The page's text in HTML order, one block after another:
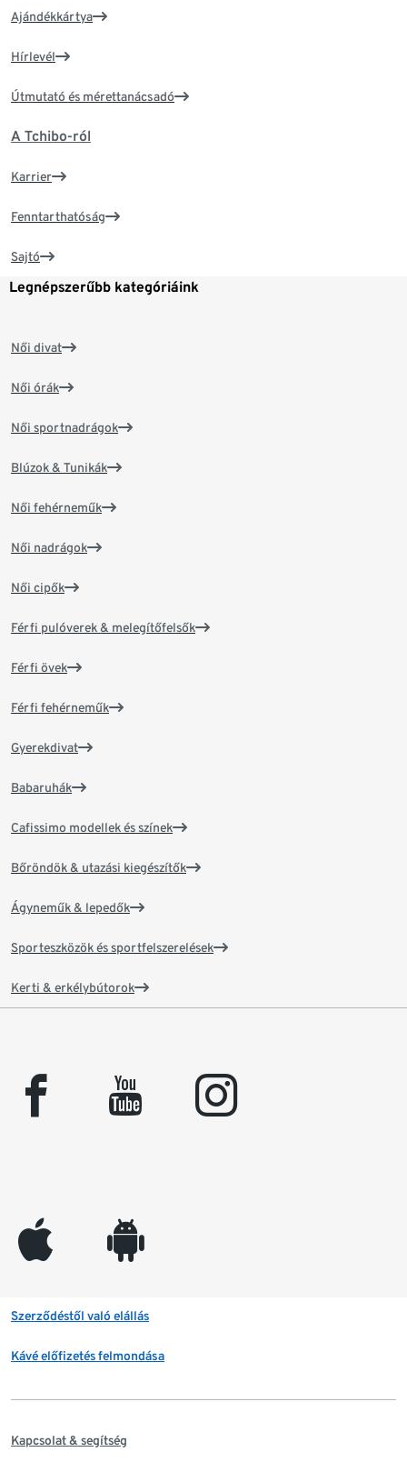
Ajándékkártya
Hírlevél
Útmutató és mérettanácsadó
A Tchibo-ról
Karrier
Fenntarthatóság
Sajtó
Legnépszerűbb kategóriáink
Női divat
Női órák
Női sportnadrágok
Blúzok & Tunikák
Női fehérneműk
Női nadrágok
Női cipők
Férfi pulóverek & melegítőfelsők
Férfi övek
Férfi fehérneműk
Gyerekdivat
Babaruhák
Cafissimo modellek és színek
Bőröndök & utazási kiegészítők
Ágyneműk & lepedők
Sporteszközök és sportfelszerelések
Kerti & erkélybútorok
facebook youtube instagram
appleinc android
Szerződéstől való elállás
Kávé előfizetés felmondása
Kapcsolat & segítség